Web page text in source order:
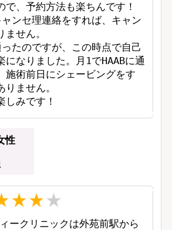
で、予約方法も楽ちんです！
ンセ理連絡をすれば、キャン
せん。
たのですが、この時点で自己
になりました。月1でHAABに通
施術前日にシェービングをす
ません。
しみです！
性
ークリニックは外苑前駅から